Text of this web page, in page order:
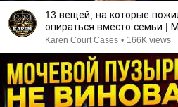
13 вещей, на которые
опираться вместо семьи |
Karen Court Cases • 166K views